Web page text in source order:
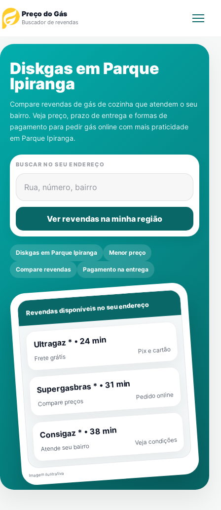
Preço do Gás
Buscador de revendas
Revendedor
Notícias
Cadastre-se
Gás
Contatos
Diskgas em Parque
Ipiranga
Compare revendas de gás de cozinha que atendem o seu
bairro. Veja preço, prazo de entrega e formas de
pagamento para pedir gás online com mais praticidade
em Parque Ipiranga.
BUSCAR NO SEU ENDEREÇO
Rua, número, bairro
Ver revendas na minha região
Diskgas em Parque Ipiranga Menor preço
Compare revendas Pagamento na entrega
Revendas disponíveis no seu endereço
Ultragaz * • 24 min
Frete grátis
Pix e cartão
Supergasbras * • 31 min
Compare preços
Pedido online
Consigaz * • 38 min
Atende seu bairro
Veja condições
Imagem ilustrativa